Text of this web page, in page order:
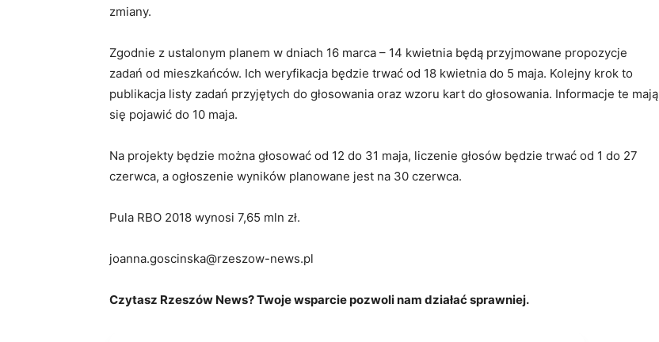
zmiany.
Zgodnie z ustalonym planem w dniach 16 marca – 14 kwietnia będą przyjmowane propozycje
zadań od mieszkańców. Ich weryfikacja będzie trwać od 18 kwietnia do 5 maja. Kolejny krok to
publikacja listy zadań przyjętych do głosowania oraz wzoru kart do głosowania. Informacje te mają
się pojawić do 10 maja.
Na projekty będzie można głosować od 12 do 31 maja, liczenie głosów będzie trwać od 1 do 27
czerwca, a ogłoszenie wyników planowane jest na 30 czerwca.
Pula RBO 2018 wynosi 7,65 mln zł.
joanna.goscinska@rzeszow-news.pl
Czytasz Rzeszów News? Twoje wsparcie pozwoli nam działać sprawniej.